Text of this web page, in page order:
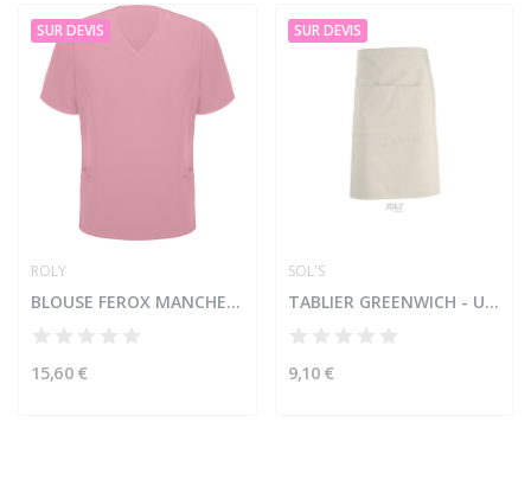
SUR DEVIS
ROLY
BLOUSE FEROX MANCHE COURTE - HOMME
15,60 €
SUR DEVIS
SOL'S
TABLIER GREENWICH - UNISEXE
9,10 €